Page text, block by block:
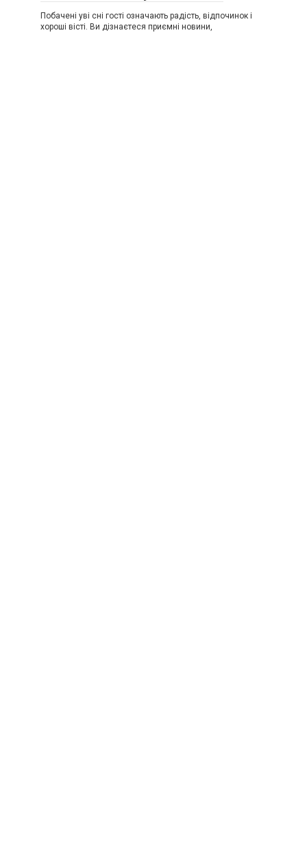
Побачені уві сні гості означають радість, відпочинок і
хороші вісті. Ви дізнаєтеся приємні новини,